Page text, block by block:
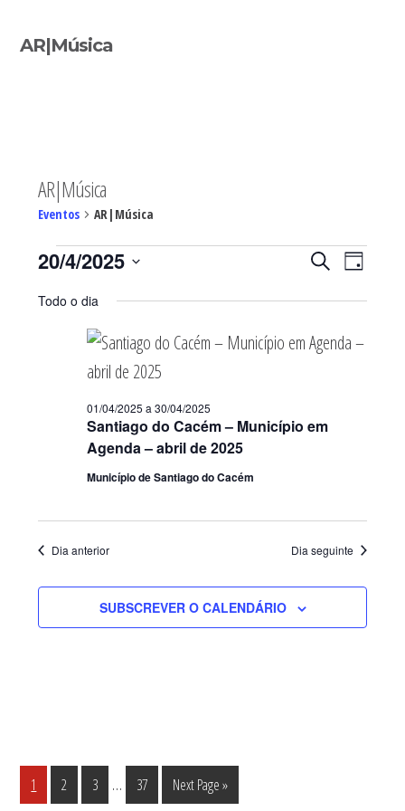
AR|Música
AR|Música
Eventos AR|Música
Eventos
for
20/04/2025
de
pesquisa
PESQUISAR
de
DIA
20/4/2025
Todo o dia
Santiago do Cacém – Município em
Agenda – abril de 2025
01/04/2025 a 30/04/2025
Município de Santiago do Cacém
Dia anterior Dia seguinte
SUBSCREVER O CALENDÁRIO
Página
1 Página
2 Página
3
Interim
… Página
37
Go
Next Page »
Sidebar